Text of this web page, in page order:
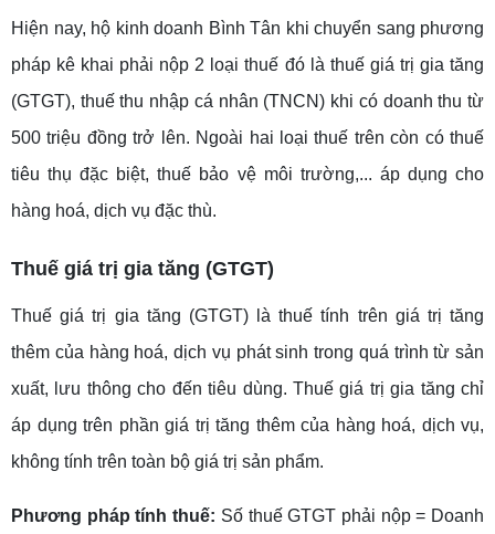
Hiện nay, hộ kinh doanh Bình Tân khi chuyển sang phương
pháp kê khai phải nộp 2 loại thuế đó là thuế giá trị gia tăng
(GTGT), thuế thu nhập cá nhân (TNCN) khi có doanh thu từ
500 triệu đồng trở lên. Ngoài hai loại thuế trên còn có thuế
tiêu thụ đặc biệt, thuế bảo vệ môi trường,... áp dụng cho
hàng hoá, dịch vụ đặc thù.
Thuế giá trị gia tăng (GTGT)
Thuế giá trị gia tăng (GTGT) là thuế tính trên giá trị tăng
thêm của hàng hoá, dịch vụ phát sinh trong quá trình từ sản
xuất, lưu thông cho đến tiêu dùng. Thuế giá trị gia tăng chỉ
áp dụng trên phần giá trị tăng thêm của hàng hoá, dịch vụ,
không tính trên toàn bộ giá trị sản phẩm.
Phương pháp tính thuế: Số thuế GTGT phải nộp = Doanh